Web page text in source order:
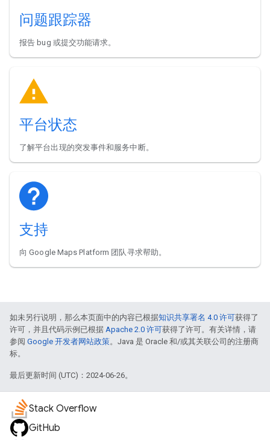
问题跟踪器
报告 bug 或提交功能请求。
平台状态
了解平台出现的突发事件和服务中断。
支持
向 Google Maps Platform 团队寻求帮助。
如未另行说明，那么本页面中的内容已根据知识共享署名 4.0 许可获得了
许可，并且代码示例已根据 Apache 2.0 许可获得了许可。有关详情，请
参阅 Google 开发者网站政策。Java 是 Oracle 和/或其关联公司的注册商
标。
最后更新时间 (UTC)：2024-06-26。
Stack Overflow
GitHub